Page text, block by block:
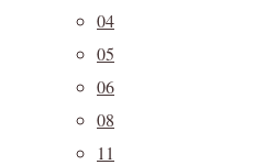
04
05
06
08
11